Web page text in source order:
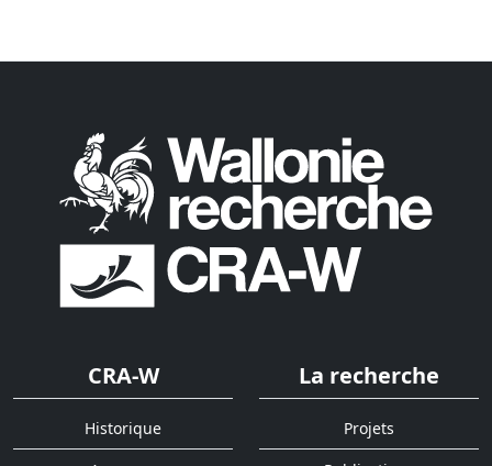
CRA-W
Historique
La recherche
Projets